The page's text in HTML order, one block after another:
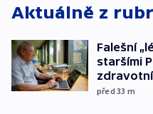
Aktuálně z
Falešní
staršími
před 33 m